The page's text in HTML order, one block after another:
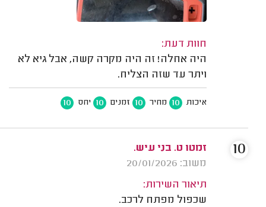
חוות דעת:
היה אחלה! זה היה מקרה קשה, אבל גיא לא
ויתר עד שזה הצליח.
איכות 10 מחיר 10 זמנים 10 יחס 10
זמטו ט. בני עיש.
משוב: 20/01/2026
תיאור השירות:
שכפול מפתח לרכב.
10